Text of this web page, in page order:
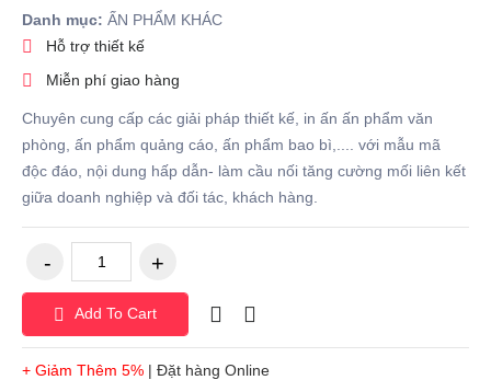
Danh mục: ẤN PHẨM KHÁC
Hỗ trợ thiết kế
Miễn phí giao hàng
Chuyên cung cấp các giải pháp thiết kế, in ấn ấn phẩm văn
phòng, ấn phẩm quảng cáo, ấn phẩm bao bì,.... với mẫu mã
độc đáo, nội dung hấp dẫn- làm cầu nối tăng cường mối liên kết
giữa doanh nghiệp và đối tác, khách hàng.
Add To Cart
+ Giảm Thêm 5% | Đặt hàng Online